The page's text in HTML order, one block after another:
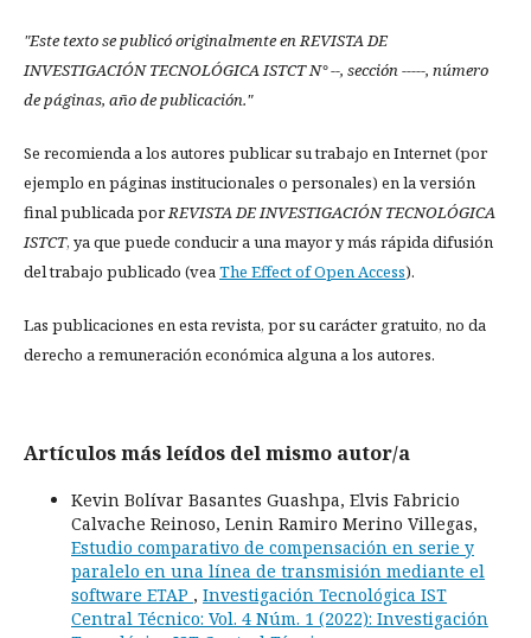
"Este texto se publicó originalmente en REVISTA DE
INVESTIGACIÓN TECNOLÓGICA ISTCT N° --, sección -----, número
de páginas, año de publicación."
Se recomienda a los autores publicar su trabajo en Internet (por
ejemplo en páginas institucionales o personales) en la versión
final publicada porREVISTA DE INVESTIGACIÓN TECNOLÓGICA
ISTCT, ya que puede conducir a una mayor y más rápida difusión
del trabajo publicado (veaThe Effect of Open Access).
Las publicaciones en esta revista, por su carácter gratuito, no da
derecho a remuneración económica alguna a los autores.
Artículos más leídos del mismo autor/a
Kevin Bolívar Basantes Guashpa, Elvis Fabricio
Calvache Reinoso, Lenin Ramiro Merino Villegas,
Estudio comparativo de compensación en serie y
paralelo en una línea de transmisión mediante el
software ETAP , Investigación Tecnológica IST
Central Técnico: Vol. 4 Núm. 1 (2022): Investigación